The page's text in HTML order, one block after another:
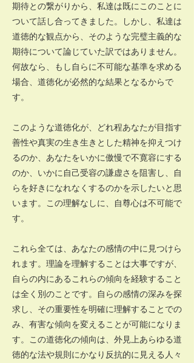
期待との繋がりから、私達は既にこのことに
ついて話し合ってきました。しかし、私達は
道徳的な観点から、そのような完璧主義的な
期待について論じていた訳ではありません。
何故なら、もし自らに不可能な基準を求める
場合、道徳化が必然的な結果となるからで
す。
このような道徳化が、どれ程あなたが目指す
善性や真実の生き生きとした精神を抑えつけ
るのか、あなたをいかに傲慢で不寛容にする
のか、いかに自己受容の謙虚さを阻害し、自
らを好きになれなくするのかを示したいと思
います。この理解なしに、自尊心は不可能で
す。
これら全ては、あなたの感情の中に見つけら
れます。理論を理解することは大事ですが、
自らの内にあるこれらの傾向を経験すること
は全く別のことです。自らの感情の深みを探
求し、その重要性を明確に理解することでの
み、有害な傾向を変えることが可能になりま
す。この道徳化の傾向は、外見上あらゆる道
徳的な法や規則にかなり反抗的に見える人々